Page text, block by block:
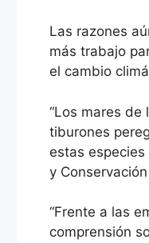
Las razones
más trabajo
el cambio
“Los mares
tiburones
estas
y
“Frente a las
comprensión